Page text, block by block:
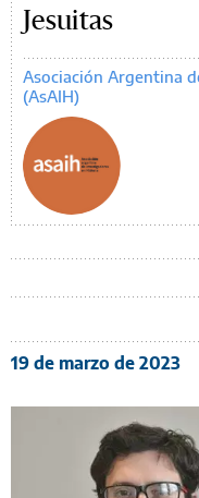
Jesuitas
Asociación Argentina
(AsAIH)
19 de marzo de 2023